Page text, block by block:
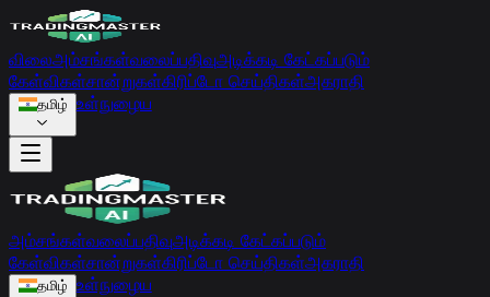
விலைஅம்சங்கள்வலைப்பதிவுஅடிக்கடி கேட்கப்படும்
கேள்விகள்சான்றுகள்கிரிப்டோ செய்திகள்அகராதி
தமிழ் உள்நுழைய
அம்சங்கள்வலைப்பதிவுஅடிக்கடி கேட்கப்படும்
கேள்விகள்சான்றுகள்கிரிப்டோ செய்திகள்அகராதி
தமிழ் உள்நுழைய